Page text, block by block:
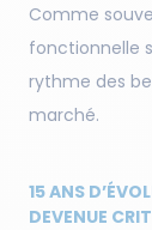
Comme
fonctionnelle
rythme des
marché.
15 ANS
DEVENUE